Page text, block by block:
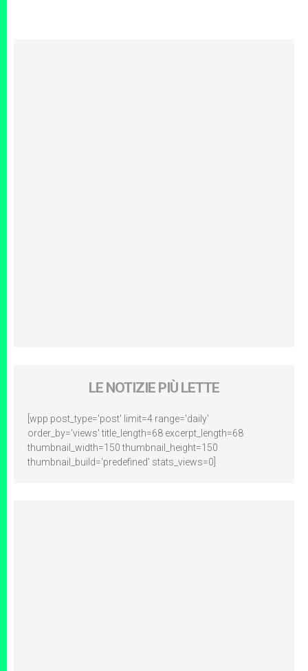
LE NOTIZIE PIÙ LETTE
[wpp post_type='post' limit=4 range='daily'
order_by='views' title_length=68 excerpt_length=68
thumbnail_width=150 thumbnail_height=150
thumbnail_build='predefined' stats_views=0]